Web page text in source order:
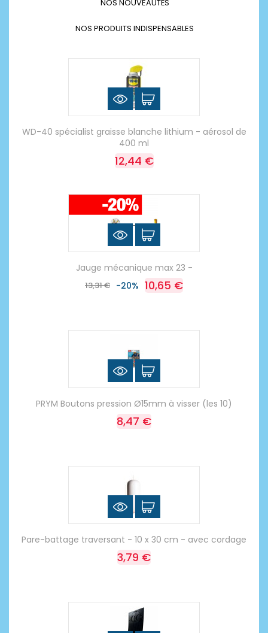
NOS NOUVEAUTÉS
NOS PRODUITS INDISPENSABLES
WD-40 spécialist graisse blanche lithium - aérosol de
400 ml
12,44 €
Jauge mécanique max 23 -
13,31 € -20% 10,65 €
PRYM Boutons pression Ø15mm à visser (les 10)
8,47 €
Pare-battage traversant - 10 x 30 cm - avec cordage
3,79 €